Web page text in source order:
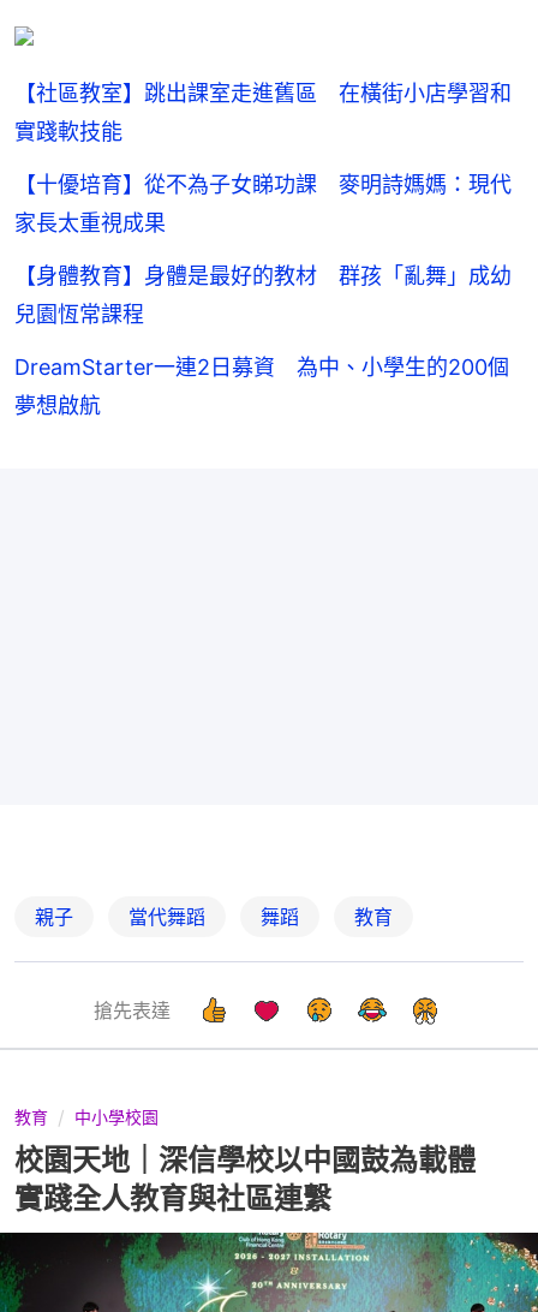
【社區教室】跳出課室走進舊區 在橫街小店學習和
實踐軟技能
【十優培育】從不為子女睇功課 麥明詩媽媽：現代
家長太重視成果
【身體教育】身體是最好的教材 群孩「亂舞」成幼
兒園恆常課程
DreamStarter一連2日募資 為中、小學生的200個
夢想啟航
親子 當代舞蹈 舞蹈 教育
搶先表達
教育 中小學校園
校園天地｜深信學校以中國鼓為載體
實踐全人教育與社區連繫